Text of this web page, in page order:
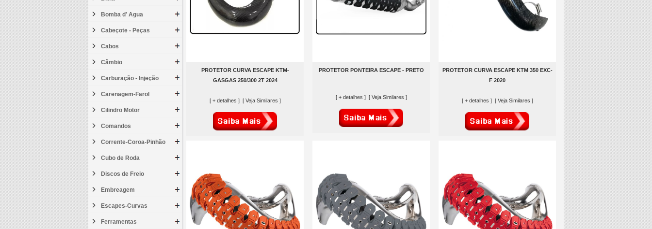
Bomba d' Agua
Cabeçote - Peças
Cabos
Câmbio
Carburação - Injeção
Carenagem-Farol
Cilindro Motor
Comandos
Corrente-Coroa-Pinhão
Cubo de Roda
Discos de Freio
Embreagem
Escapes-Curvas
Ferramentas
PROTETOR CURVA ESCAPE KTM-
GASGAS 250/300 2T 2024
[ + detalhes ] [ Veja Similares ]
PROTETOR PONTEIRA ESCAPE - PRETO
[ + detalhes ] [ Veja Similares ]
PROTETOR CURVA ESCAPE KTM 350 EXC-
F 2020
[ + detalhes ] [ Veja Similares ]